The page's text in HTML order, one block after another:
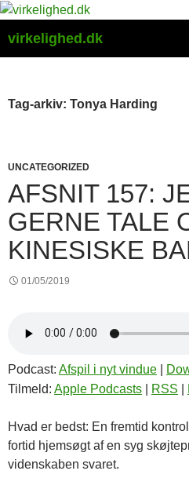
Hop
indhold
virkelighed.dk
Tag-arkiv: Tonya Harding
UNCATEGORIZED
AFSNIT 157:
GERNE TALE
KINESISKE
01/05/2019
Podcast: Afspil i nyt vindue
Tilmeld: Apple Podcasts RSS
Hvad er bedst: En fremtid
fortid hjemsøgt af en syg
videnskaben svaret.